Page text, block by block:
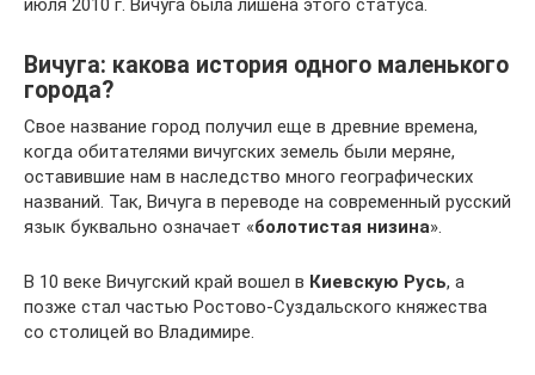
июля 2010 г. Вичуга была лишена этого статуса.
Вичуга: какова история одного маленького
города?
Свое название город получил еще в древние времена,
когда обитателями вичугских земель были меряне,
оставившие нам в наследство много географических
названий. Так, Вичуга в переводе на современный русский
язык буквально означает «болотистая низина».
В 10 веке Вичугский край вошел в Киевскую Русь, а
позже стал частью Ростово-Суздальского княжества
со столицей во Владимире.